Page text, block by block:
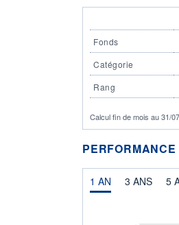
Fonds
Catégorie
Rang
Calcul fin de mois au 31/
1 AN 3 ANS 5